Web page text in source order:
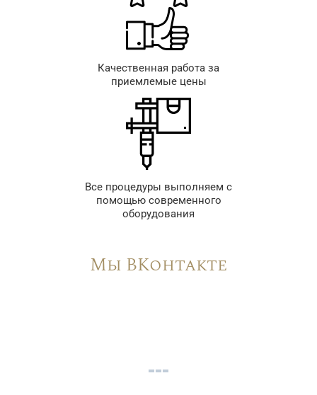
Качественная работа за
приемлемые цены
Все процедуры выполняем с
помощью современного
оборудования
Мы ВКонтакте